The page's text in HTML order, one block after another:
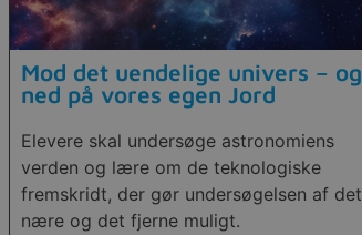
Mod det uendelige univers – og
ned på vores egen Jord
Elevere skal undersøge astronomiens
verden og lære om de teknologiske
fremskridt, der gør undersøgelsen af det
nære og det fjerne muligt.